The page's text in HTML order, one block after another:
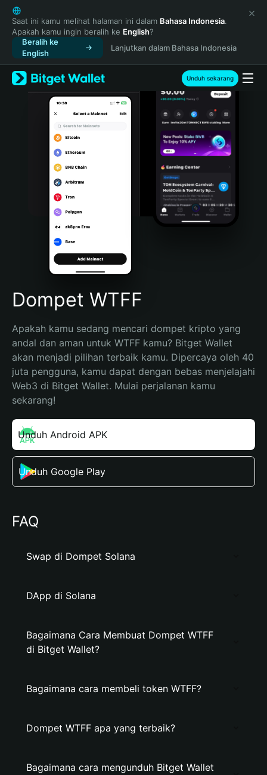
English
日本語
Tiếng Việt
Русский
Español (Latinoamérica)
Türkçe
Italiano
Português (Portugal)
Bahasa Indonesia
Português (Brasil)
Español (Argentina)
Saat ini kamu melihat halaman ini dalam Bahasa Indonesia.
Apakah kamu ingin beralih ke English?
Beralih ke
English
Lanjutkan dalam Bahasa Indonesia
Unduh sekarang
Dompet WTFF
Apakah kamu sedang mencari dompet kripto yang
andal dan aman untuk WTFF kamu? Bitget Wallet
akan menjadi pilihan terbaik kamu. Dipercaya oleh 40
juta pengguna, kamu dapat dengan bebas menjelajahi
Web3 di Bitget Wallet. Mulai perjalanan kamu
sekarang!
Unduh Android APK
Unduh Google Play
FAQ
Swap di Dompet Solana
DApp di Solana
Bagaimana Cara Membuat Dompet WTFF
di Bitget Wallet?
Bagaimana cara membeli token WTFF?
Dompet WTFF apa yang terbaik?
Bagaimana cara mengunduh Bitget Wallet